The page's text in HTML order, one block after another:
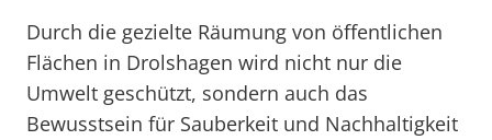
Durch die gezielte Räumung von öffentlichen
Flächen in Drolshagen wird nicht nur die
Umwelt geschützt, sondern auch das
Bewusstsein für Sauberkeit und Nachhaltigkeit